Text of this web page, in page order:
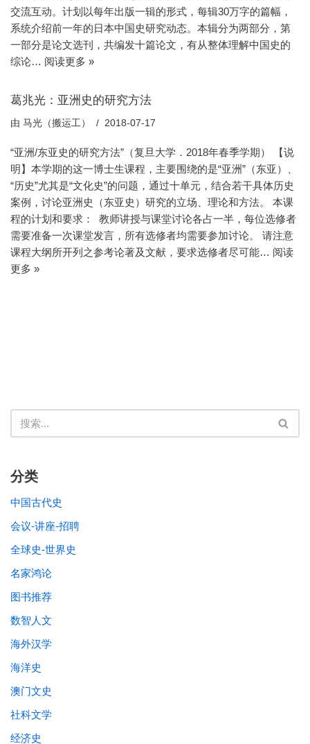
交流互动。计划以每年出版一辑的形式，每辑30万字的篇幅，
系统介绍前一年的日本中国史研究动态。本辑分为两部分，第
一部分是论文选刊，共编发十篇论文，有从整体理解中国史的
综论… 阅读更多 »
葛兆光：亚洲史的研究方法
由 马光（搬运工） 2018-07-17
“亚洲/东亚史的研究方法”（复旦大学．2018年春季学期） 【说
明】本学期的这一博士生课程，主要围绕的是“亚洲”（东亚）、
“历史”尤其是“文化史”的问题，通过十单元，结合若干具体历史
案例，讨论亚洲史（东亚史）研究的立场、理论和方法。 本课
程的计划和要求： 教师讲授与课堂讨论各占一半，每位选修者
需要准备一次课堂发言，所有选修者均需要参加讨论。 请注意
课程大纲所开列之参考论著及文献，要求选修者尽可能… 阅读
更多 »
分类
中国古代史
会议-讲座-招聘
全球史-世界史
名家鸿论
图书推荐
数智人文
海外汉学
海洋史
澳门文史
社科文学
经济史